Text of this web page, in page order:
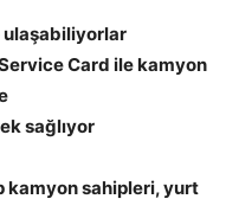
ulaşabiliyorlar
Card ile kamyon
sağlıyor
kamyon sahipleri, yurt